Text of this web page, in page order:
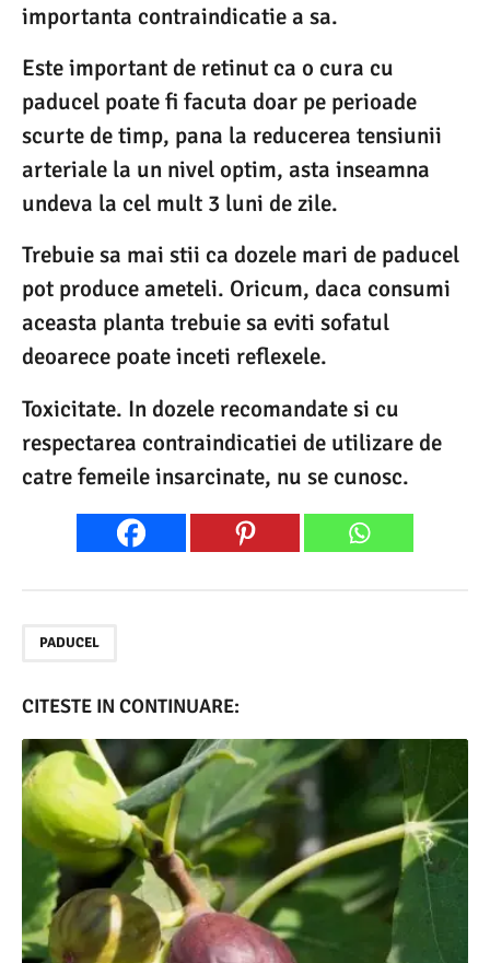
importanta contraindicatie a sa.
Este important de retinut ca o cura cu
paducel poate fi facuta doar pe perioade
scurte de timp, pana la reducerea tensiunii
arteriale la un nivel optim, asta inseamna
undeva la cel mult 3 luni de zile.
Trebuie sa mai stii ca dozele mari de paducel
pot produce ameteli. Oricum, daca consumi
aceasta planta trebuie sa eviti sofatul
deoarece poate inceti reflexele.
Toxicitate. In dozele recomandate si cu
respectarea contraindicatiei de utilizare de
catre femeile insarcinate, nu se cunosc.
PADUCEL
CITESTE IN CONTINUARE: